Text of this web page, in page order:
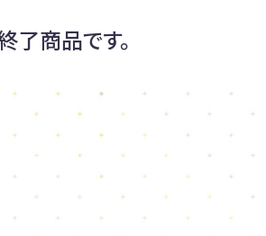
了商品です。